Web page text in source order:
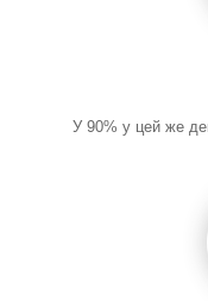
У 90% у цей же